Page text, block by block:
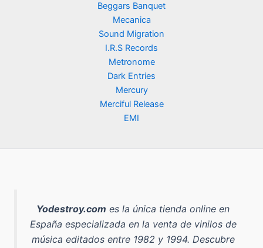
Beggars Banquet
Mecanica
Sound Migration
I.R.S Records
Metronome
Dark Entries
Mercury
Merciful Release
EMI
Yodestroy.com es la única tienda online en
España especializada en la venta de vinilos de
música editados entre 1982 y 1994. Descubre